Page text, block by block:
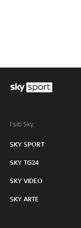
I siti Sky:
SKY SPORT
SKY TG24
SKY VIDEO
SKY ARTE